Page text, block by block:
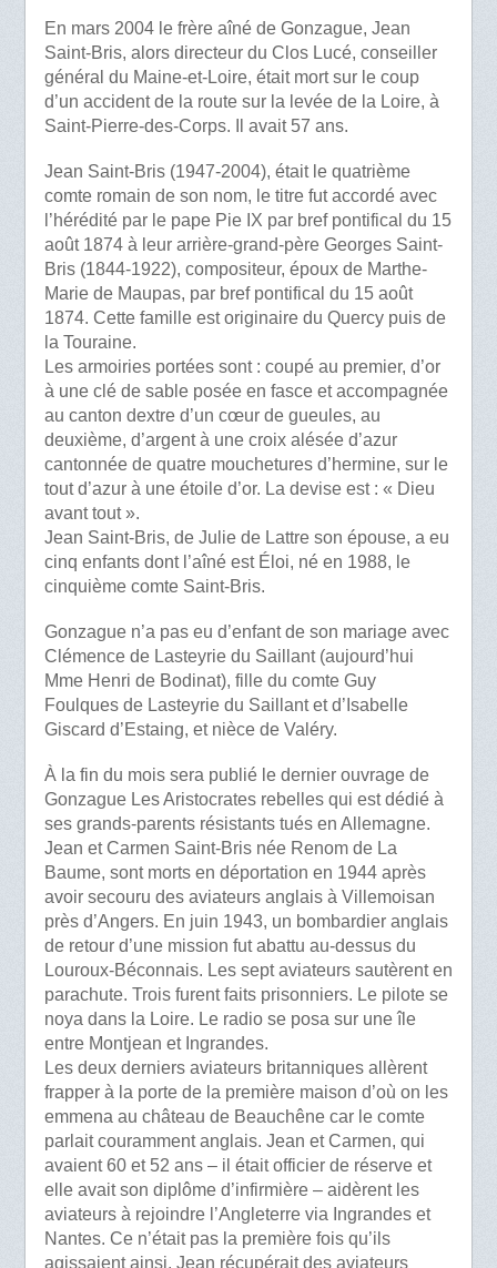
En mars 2004 le frère aîné de Gonzague, Jean
Saint-Bris, alors directeur du Clos Lucé, conseiller
général du Maine-et-Loire, était mort sur le coup
d’un accident de la route sur la levée de la Loire, à
Saint-Pierre-des-Corps. Il avait 57 ans.
Jean Saint-Bris (1947-2004), était le quatrième
comte romain de son nom, le titre fut accordé avec
l’hérédité par le pape Pie IX par bref pontifical du 15
août 1874 à leur arrière-grand-père Georges Saint-
Bris (1844-1922), compositeur, époux de Marthe-
Marie de Maupas, par bref pontifical du 15 août
1874. Cette famille est originaire du Quercy puis de
la Touraine.
Les armoiries portées sont : coupé au premier, d’or
à une clé de sable posée en fasce et accompagnée
au canton dextre d’un cœur de gueules, au
deuxième, d’argent à une croix alésée d’azur
cantonnée de quatre mouchetures d’hermine, sur le
tout d’azur à une étoile d’or. La devise est : « Dieu
avant tout ».
Jean Saint-Bris, de Julie de Lattre son épouse, a eu
cinq enfants dont l’aîné est Éloi, né en 1988, le
cinquième comte Saint-Bris.
Gonzague n’a pas eu d’enfant de son mariage avec
Clémence de Lasteyrie du Saillant (aujourd’hui
Mme Henri de Bodinat), fille du comte Guy
Foulques de Lasteyrie du Saillant et d’Isabelle
Giscard d’Estaing, et nièce de Valéry.
À la fin du mois sera publié le dernier ouvrage de
Gonzague Les Aristocrates rebelles qui est dédié à
ses grands-parents résistants tués en Allemagne.
Jean et Carmen Saint-Bris née Renom de La
Baume, sont morts en déportation en 1944 après
avoir secouru des aviateurs anglais à Villemoisan
près d’Angers. En juin 1943, un bombardier anglais
de retour d’une mission fut abattu au-dessus du
Louroux-Béconnais. Les sept aviateurs sautèrent en
parachute. Trois furent faits prisonniers. Le pilote se
noya dans la Loire. Le radio se posa sur une île
entre Montjean et Ingrandes.
Les deux derniers aviateurs britanniques allèrent
frapper à la porte de la première maison d’où on les
emmena au château de Beauchêne car le comte
parlait couramment anglais. Jean et Carmen, qui
avaient 60 et 52 ans – il était officier de réserve et
elle avait son diplôme d’infirmière – aidèrent les
aviateurs à rejoindre l’Angleterre via Ingrandes et
Nantes. Ce n’était pas la première fois qu’ils
agissaient ainsi, Jean récupérait des aviateurs